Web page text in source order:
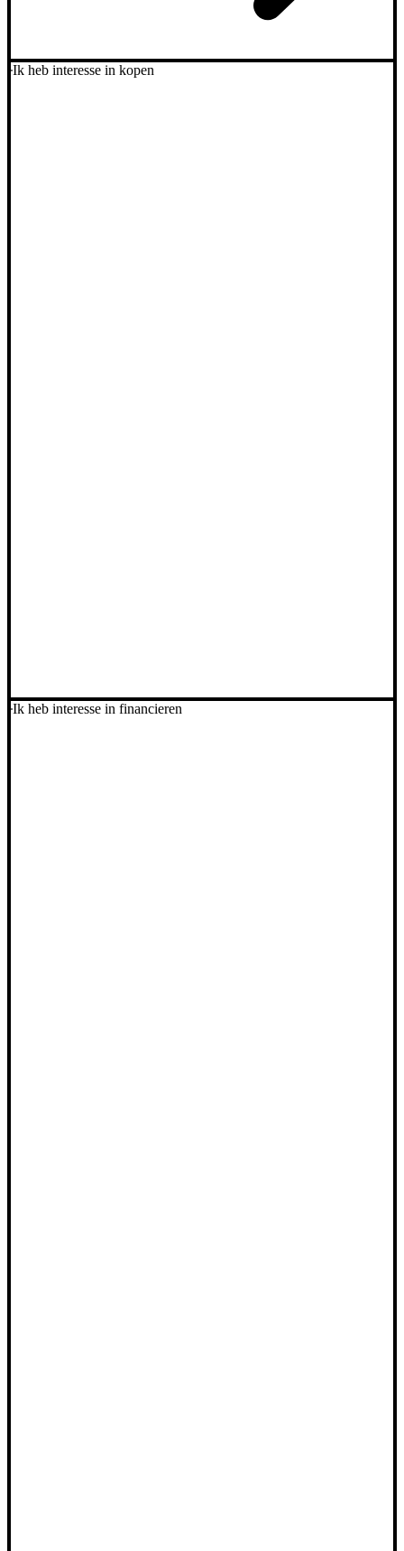
Ik heb interesse in kopen
Ik heb interesse in financieren